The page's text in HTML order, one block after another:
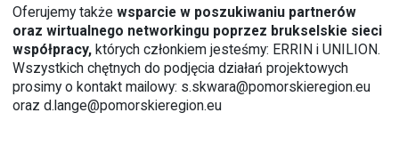
Oferujemy także wsparcie w poszukiwaniu partnerów
oraz wirtualnego networkingu poprzez brukselskie sieci
współpracy, których członkiem jesteśmy: ERRIN i UNILION.
Wszystkich chętnych do podjęcia działań projektowych
prosimy o kontakt mailowy: s.skwara@pomorskieregion.eu
oraz d.lange@pomorskieregion.eu